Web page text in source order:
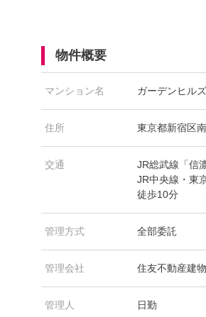
物件概要
マンション名 ガーデンヒル
住所 東京都新宿区
交通
JR総武線「信
JR中央線・東
徒歩10分
管理方式 全部委託
管理会社 住友不動産建
管理人 日勤